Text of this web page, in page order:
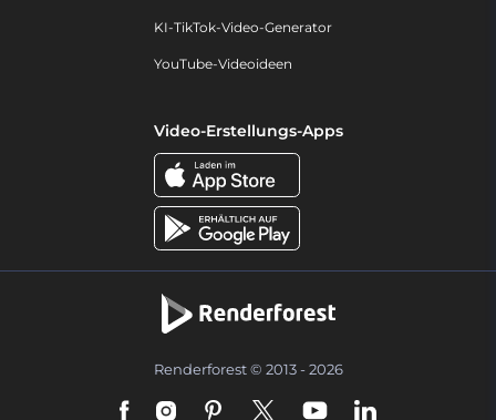
KI-TikTok-Video-Generator
YouTube-Videoideen
Video-Erstellungs-Apps
Renderforest © 2013 - 2026